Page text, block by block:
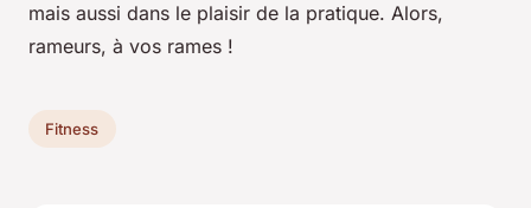
mais aussi dans le plaisir de la pratique. Alors,
rameurs, à vos rames !
Fitness